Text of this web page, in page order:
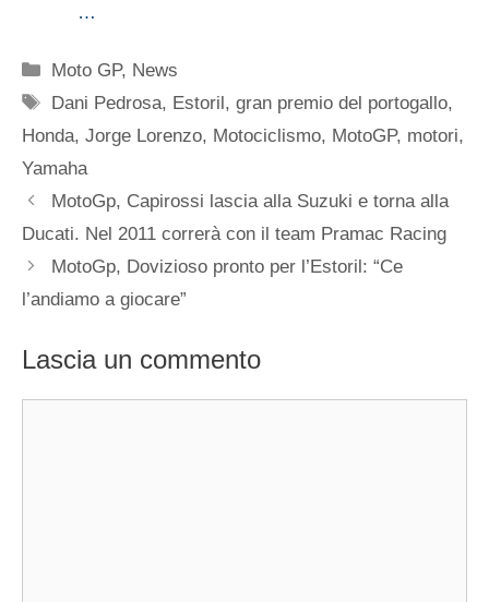
…
Categorie
Moto GP, News
Tag
Dani Pedrosa, Estoril,gran premio del portogallo,
Honda, Jorge Lorenzo, Motociclismo, MotoGP, motori,
Yamaha
MotoGp, Capirossi lascia alla Suzuki e torna alla
Ducati. Nel 2011 correrà con il team Pramac Racing
MotoGp, Dovizioso pronto per l’Estoril: “Ce
l’andiamo a giocare”
Lascia un commento